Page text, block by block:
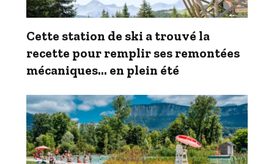
Cette station de ski a trouvé la
recette pour remplir ses remontées
mécaniques… en plein été